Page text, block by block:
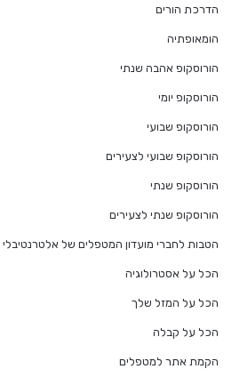
הדרכת הורים
הומאופתיה
הורוסקופ אהבה שנתי
הורוסקופ יומי
הורוסקופ שבועי
הורוסקופ שבועי לצעירים
הורוסקופ שנתי
הורוסקופ שנתי לצעירים
הטבות לחברי מועדון המטפלים של אלטרנטיבלי
הכל על אסטרולוגיה
הכל על המזל שלך
הכל על קבלה
הקמת אתר למטפלים